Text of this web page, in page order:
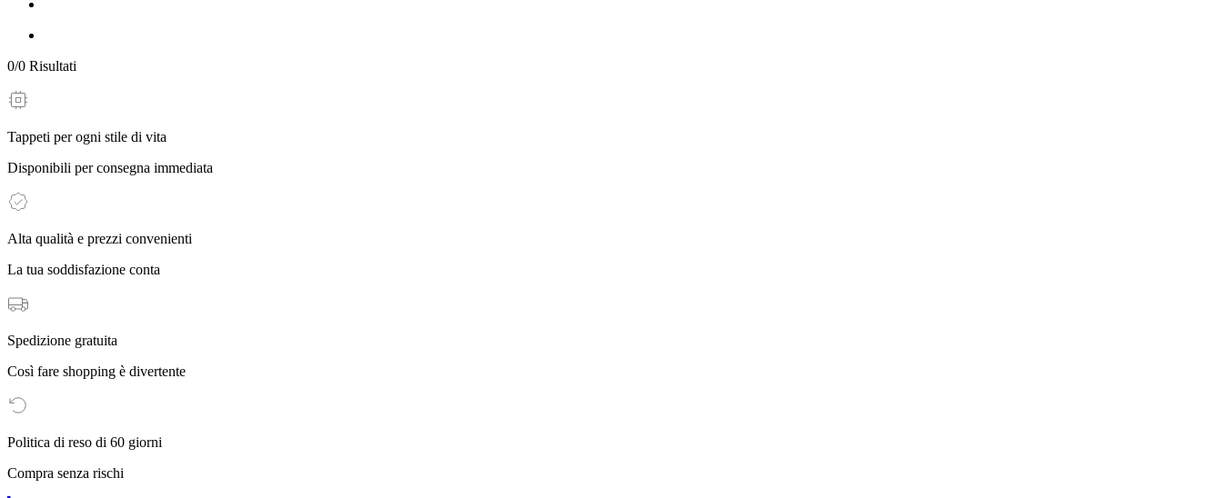
0/0 Risultati
Tappeti per ogni stile di vita
Disponibili per consegna immediata
Alta qualità e prezzi convenienti
La tua soddisfazione conta
Spedizione gratuita
Così fare shopping è divertente
Politica di reso di 60 giorni
Compra senza rischi